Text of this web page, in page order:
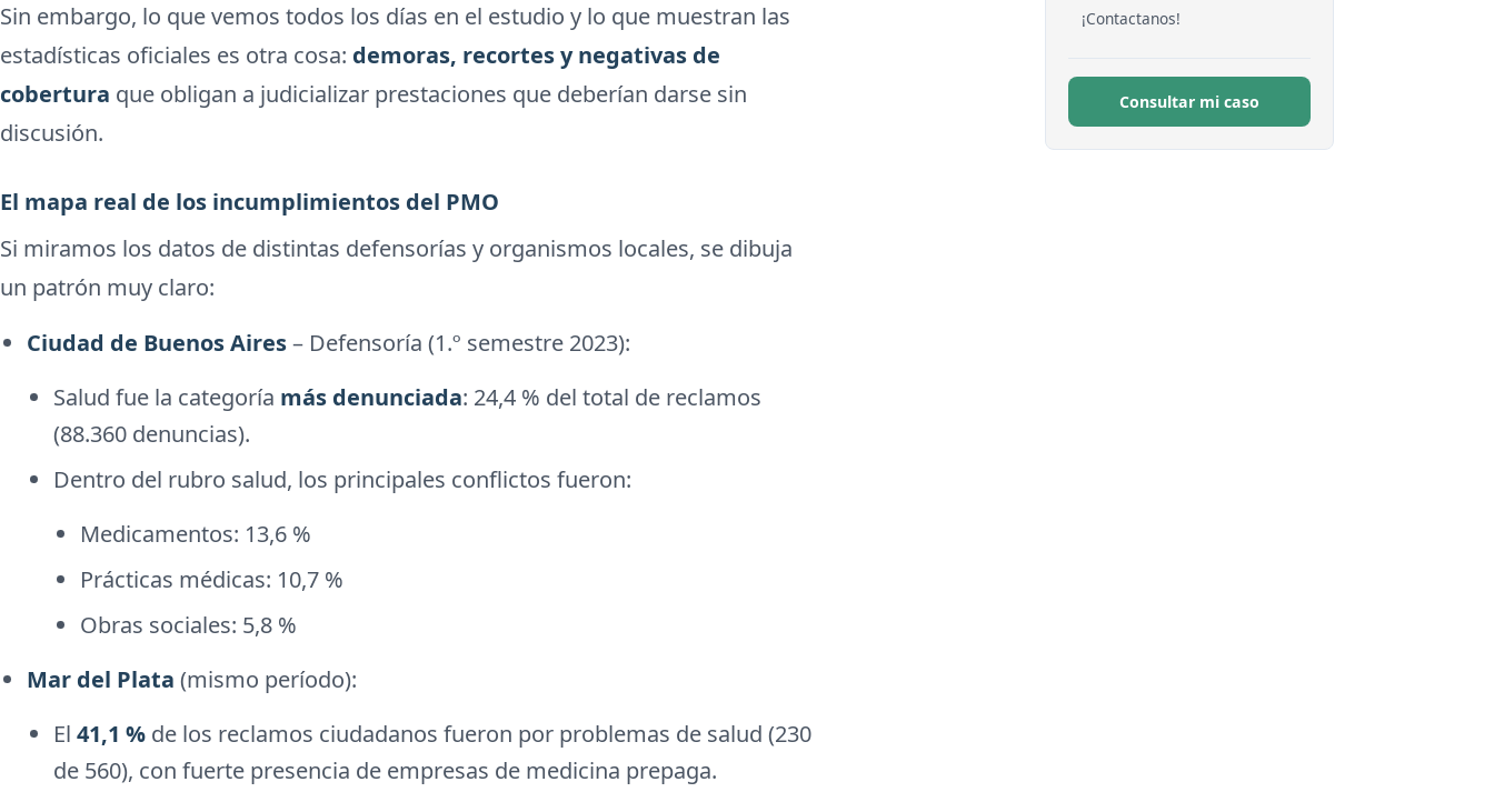
Sin embargo, lo que vemos todos los días en el estudio y lo que muestran las
estadísticas oficiales es otra cosa: demoras, recortes y negativas de
cobertura que obligan a judicializar prestaciones que deberían darse sin
discusión.
El mapa real de los incumplimientos del PMO
Si miramos los datos de distintas defensorías y organismos locales, se dibuja
un patrón muy claro:
Ciudad de Buenos Aires– Defensoría (1.º semestre 2023):
Salud fue la categoría más denunciada: 24,4 % del total de reclamos
(88.360 denuncias).
Dentro del rubro salud, los principales conflictos fueron:
Medicamentos: 13,6 %
Prácticas médicas: 10,7 %
Obras sociales: 5,8 %
Mar del Plata (mismo período):
El 41,1 % de los reclamos ciudadanos fueron por problemas de salud (230
de 560), con fuerte presencia de empresas de medicina prepaga.
¡Contactanos!
Consultar mi caso